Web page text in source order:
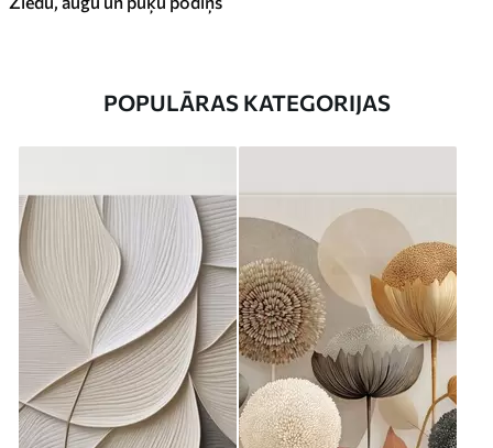
POPULĀRAS KATEGORIJAS